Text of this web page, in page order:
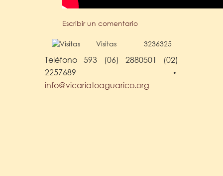
Escribir un comentario
Visitas 3236325
Teléfono 593 (06) 2880501 (02)
2257689 •
info@vicariatoaguarico.org